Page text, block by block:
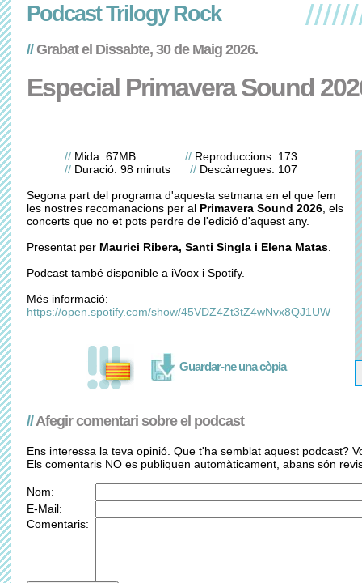
Podcast Trilogy Rock
//Grabat el Dissabte, 30 de Maig 2026.
Especial Primavera Sound
// Mida: 67MB // Reproduccions: 173
// Duració: 98 minuts // Descàrregues: 107
Segona part del programa d'aquesta setmana en el que fem
les nostres recomanacions per al Primavera Sound 2026, els
concerts que no et pots perdre de l'edició d'aquest any.
Presentat per Maurici Ribera, Santi Singla i Elena Matas.
Podcast també disponible a iVoox i Spotify.
Més informació:
https://open.spotify.com/show/45VDZ4Zt3tZ4wNvx8QJ1UW
Guardar-ne una còpia
//Afegir comentari sobre el podcast
Ens interessa la teva opinió. Que t'ha semblat aquest podcast?
Els comentaris NO es publiquen automàticament, abans són
Nom:
E-Mail:
Comentaris: